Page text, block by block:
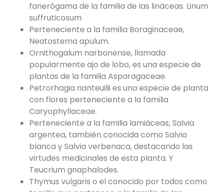
fanerógama de la familia de las lináceas. Linum
suffruticosum
Perteneciente a la familia Boraginaceae,
Neatostema apulum.
Ornithogalum narbonense, llamada
popularmente ajo de lobo, es una especie de
plantas de la familia Asparagaceae.
Petrorhagia nanteuilii es una especie de planta
con flores perteneciente a la familia
Caryophyllaceae.
Perteneciente a la familia lamiáceas, Salvia
argentea, también conocida como Salvia
blanca y Salvia verbenaca, destacando las
virtudes medicinales de esta planta. Y
Teucrium gnaphalodes.
Thymus vulgaris o el conocido por todos como